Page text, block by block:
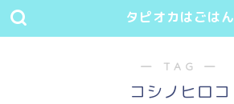
タピオカはごはん
― TAG ―
コシノヒロコ